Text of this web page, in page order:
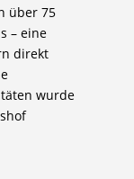
über 75
– eine
direkt
wurde